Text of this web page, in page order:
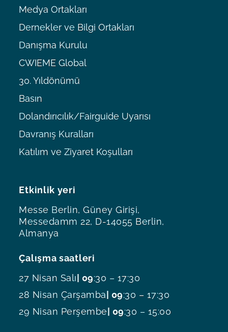
Etkinlik yeri
Messe Berlin, Güney Girişi,
Messedamm 22, D-14055 Berlin,
Almanya
Çalışma saatleri
27 Nisan Salı| 09:30 – 17:30
28 Nisan Çarşamba| 09:30 – 17:30
29 Nisan Perşembe| 09:30 – 15:00
Medya Ortakları
Dernekler ve Bilgi Ortakları
Danışma Kurulu
CWIEME Global
30. Yıldönümü
Basın
Dolandırıcılık/Fairguide Uyarısı
Davranış Kuralları
Katılım ve Ziyaret Koşulları